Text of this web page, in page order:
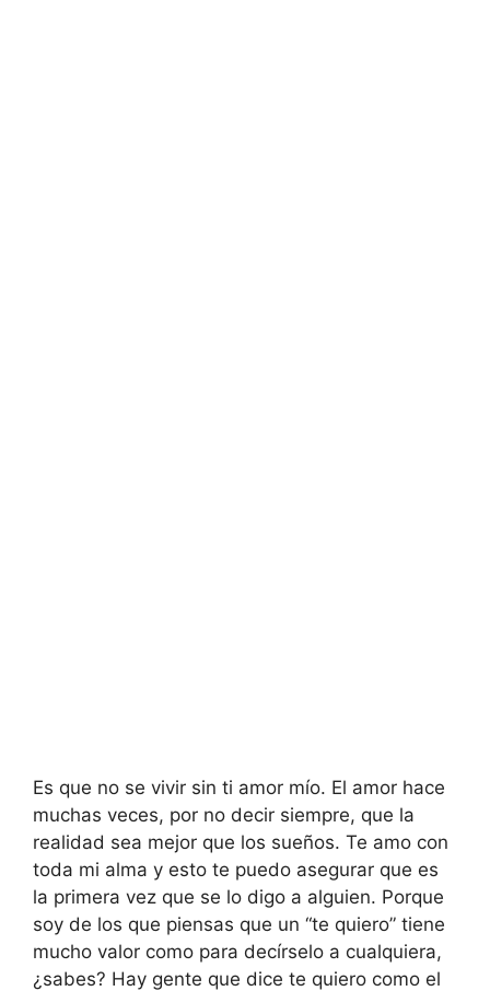
Es que no se vivir sin ti amor mío. El amor hace
muchas veces, por no decir siempre, que la
realidad sea mejor que los sueños. Te amo con
toda mi alma y esto te puedo asegurar que es
la primera vez que se lo digo a alguien. Porque
soy de los que piensas que un “te quiero” tiene
mucho valor como para decírselo a cualquiera,
¿sabes? Hay gente que dice te quiero como el